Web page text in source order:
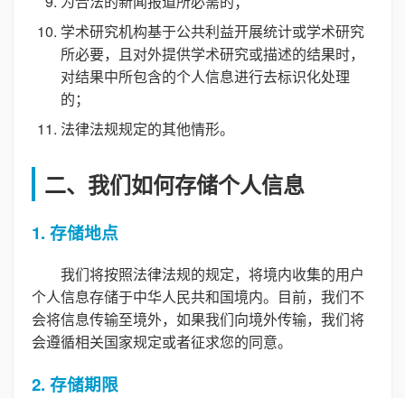
学术研究机构基于公共利益开展统计或学术研究
所必要，且对外提供学术研究或描述的结果时，
对结果中所包含的个人信息进行去标识化处理
的；
法律法规规定的其他情形。
二、我们如何存储个人信息
1. 存储地点
我们将按照法律法规的规定，将境内收集的用户
个人信息存储于中华人民共和国境内。目前，我们不
会将信息传输至境外，如果我们向境外传输，我们将
会遵循相关国家规定或者征求您的同意。
2. 存储期限